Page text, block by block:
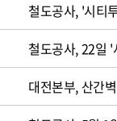
철도공사, '시티
철도공사, 22일
대전본부, 산간